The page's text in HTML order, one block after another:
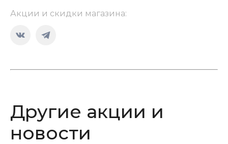
Акции и скидки магазина:
Страница
открывается
окне
Страница
открывается
окне
Другие акции и
новости